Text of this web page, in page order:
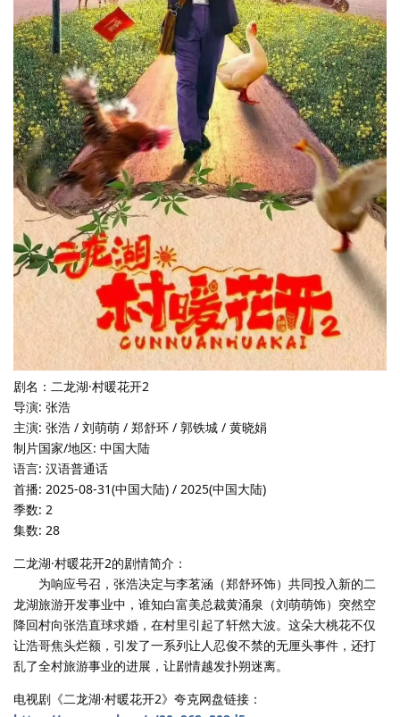
剧名：二龙湖·村暖花开2
导演: 张浩
主演: 张浩 / 刘萌萌 / 郑舒环 / 郭铁城 / 黄晓娟
制片国家/地区: 中国大陆
语言: 汉语普通话
首播: 2025-08-31(中国大陆) / 2025(中国大陆)
季数: 2
集数: 28
二龙湖·村暖花开2的剧情简介：
为响应号召，张浩决定与李茗涵（郑舒环饰）共同投入新的二
龙湖旅游开发事业中，谁知白富美总裁黄涌泉（刘萌萌饰）突然空
降回村向张浩直球求婚，在村里引起了轩然大波。这朵大桃花不仅
让浩哥焦头烂额，引发了一系列让人忍俊不禁的无厘头事件，还打
乱了全村旅游事业的进展，让剧情越发扑朔迷离。
电视剧《二龙湖·村暖花开2》夸克网盘链接：